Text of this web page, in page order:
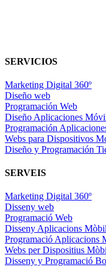
SERVICIOS
Marketing Digital 360º
Diseño web
Programación Web
Diseño Aplicaciones
Programación
Webs para Dispositivos
Diseño y Programación
SERVEIS
Marketing Digital 360º
Disseny web
Programació Web
Disseny Aplicacions
Programació Aplicacions
Webs per Dispositius
Disseny y Programació